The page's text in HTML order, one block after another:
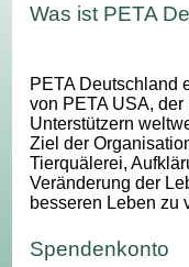
Was ist PETA
PETA Deutschland
von PETA USA,
Unterstützern
Ziel der
Tierquälerei,
Veränderung der
besseren Leben zu
Spendenkonto